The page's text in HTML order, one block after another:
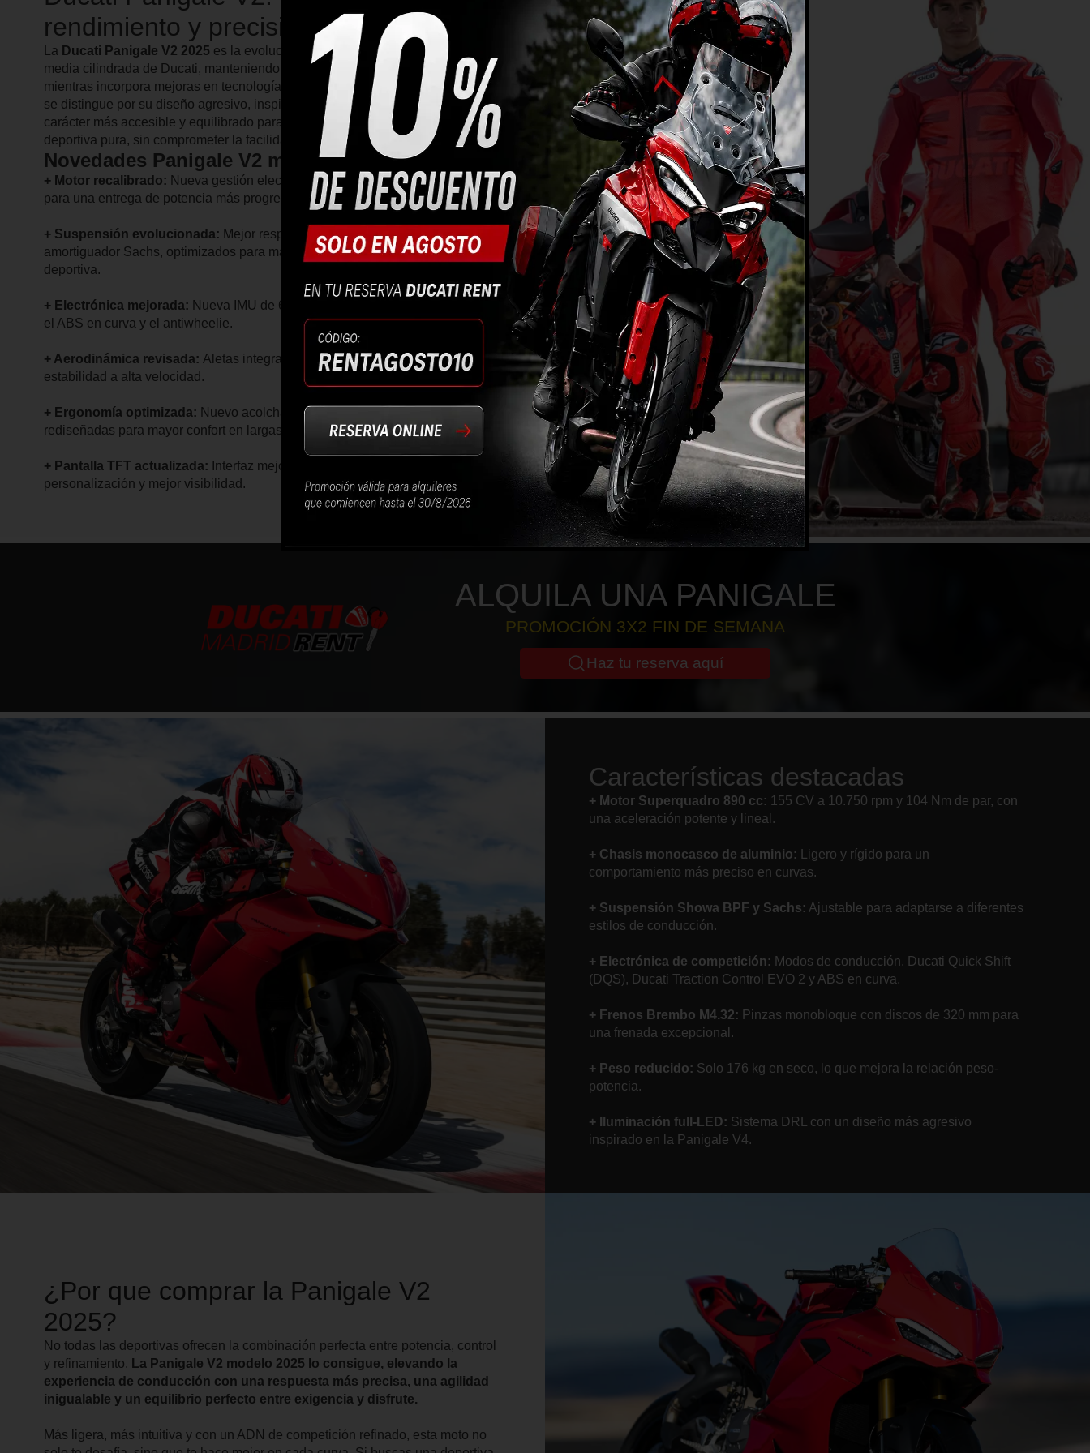
rendimiento y precisión
La Ducati Panigale V2 2025 es la evolución perfecta de la supersport de
media cilindrada de Ducati, manteniendo su esencia de alto rendimiento
mientras incorpora mejoras en tecnología, aerodinámica y confort. Este modelo
se distingue por su diseño agresivo, inspirado en la Panigale V4, pero con un
carácter más accesible y equilibrado para aquellos que buscan una moto
deportiva pura, sin comprometer la facilidad de manejo.
Novedades Panigale V2 modelo 2025
+ Motor recalibrado: Nueva gestión electrónica en el Superquadro de 890 cc
para una entrega de potencia más progresiva y eficiente.
+ Suspensión evolucionada: Mejor respuesta de la horquilla Showa BPF y el
amortiguador Sachs, optimizados para mayor precisión en conducción
deportiva.
+ Electrónica mejorada: Nueva IMU de 6 ejes, refinando el control de tracción,
el ABS en curva y el antiwheelie.
+ Aerodinámica revisada: Aletas integradas y flujo de aire mejorado para
estabilidad a alta velocidad.
+ Ergonomía optimizada: Nuevo acolchado del asiento y estriberas
rediseñadas para mayor confort en largas sesiones de conducción.
+ Pantalla TFT actualizada: Interfaz mejorada con más opciones de
personalización y mejor visibilidad.
ALQUILA UNA PANIGALE
PROMOCIÓN 3X2 FIN DE SEMANA
Haz tu reserva aquí
Características destacadas
+ Motor Superquadro 890 cc: 155 CV a 10.750 rpm y 104 Nm de par, con
una aceleración potente y lineal.
+ Chasis monocasco de aluminio: Ligero y rígido para un
comportamiento más preciso en curvas.
+ Suspensión Showa BPF y Sachs: Ajustable para adaptarse a diferentes
estilos de conducción.
+ Electrónica de competición: Modos de conducción, Ducati Quick Shift
(DQS), Ducati Traction Control EVO 2 y ABS en curva.
+ Frenos Brembo M4.32: Pinzas monobloque con discos de 320 mm para
una frenada excepcional.
+ Peso reducido: Solo 176 kg en seco, lo que mejora la relación peso-
potencia.
+ Iluminación full-LED: Sistema DRL con un diseño más agresivo
inspirado en la Panigale V4.
¿Por que comprar la Panigale V2
2025?
No todas las deportivas ofrecen la combinación perfecta entre potencia, control
y refinamiento. La Panigale V2 modelo 2025 lo consigue, elevando la
experiencia de conducción con una respuesta más precisa, una agilidad
inigualable y un equilibrio perfecto entre exigencia y disfrute.
Más ligera, más intuitiva y con un ADN de competición refinado, esta moto no